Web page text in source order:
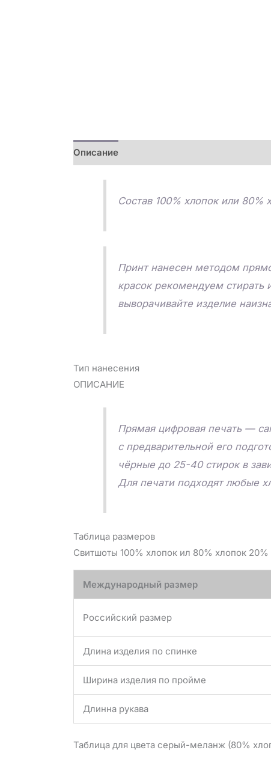
Описание
Состав 100% хлопок или 80%
Принт нанесен методом
красок рекомендуем
выворачивайте изделие
Тип нанесения
ОПИСАНИЕ
Прямая цифровая печать —
с предварительной его
чёрные до 25-40 стирок в
Для печати подходят любые
Таблица размеров
Свитшоты 100% хлопок ил 80% хлопок
Международный размер
Российский размер
Длина изделия по спинке
Ширина изделия по пройме
Длинна рукава
Таблица для цвета серый-меланж (80%